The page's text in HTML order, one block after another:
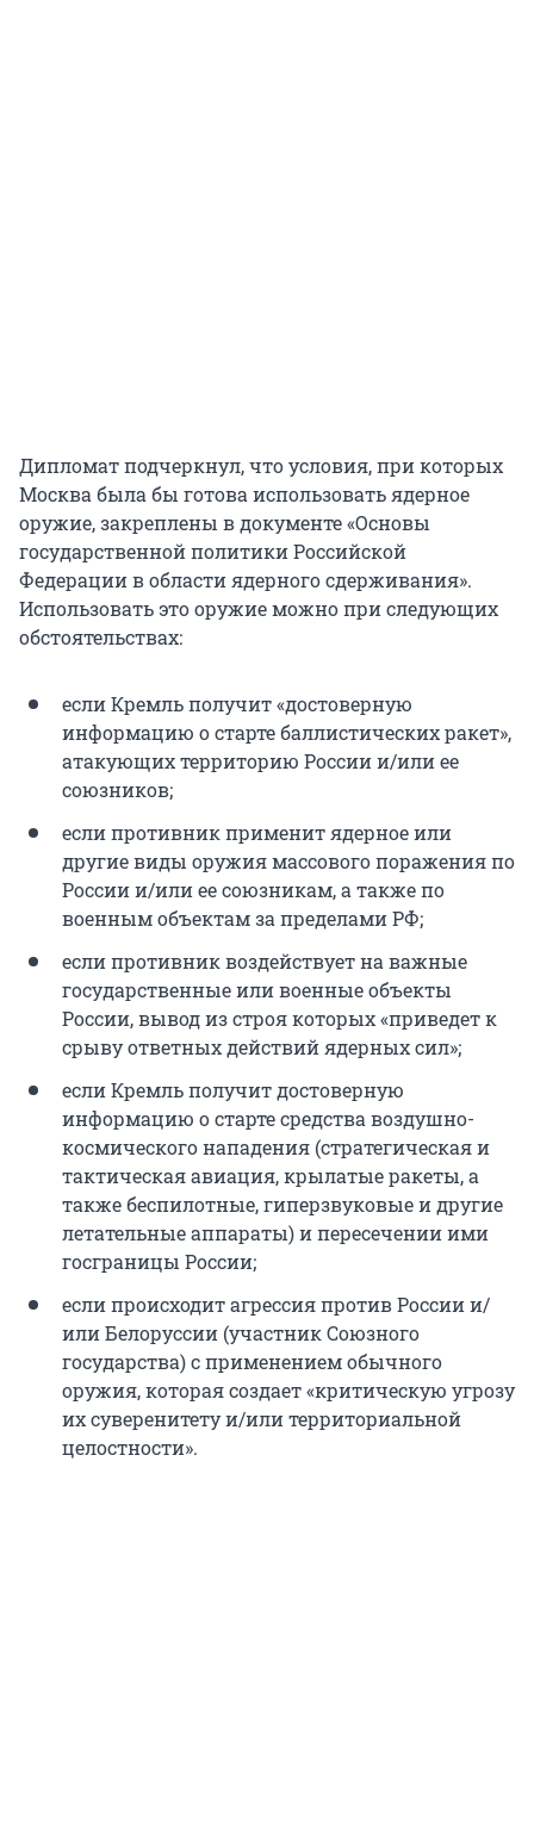
Дипломат подчеркнул, что условия, при которых
Москва была бы готова использовать ядерное
оружие, закреплены в документе «Основы
государственной политики Российской
Федерации в области ядерного сдерживания».
Использовать это оружие можно при следующих
обстоятельствах:
если Кремль получит «достоверную
информацию о старте баллистических ракет»,
атакующих территорию России и/или ее
союзников;
если противник применит ядерное или
другие виды оружия массового поражения по
России и/или ее союзникам, а также по
военным объектам за пределами РФ;
если противник воздействует на важные
государственные или военные объекты
России, вывод из строя которых «приведет к
срыву ответных действий ядерных сил»;
если Кремль получит достоверную
информацию о старте средства воздушно-
космического нападения (стратегическая и
тактическая авиация, крылатые ракеты, а
также беспилотные, гиперзвуковые и другие
летательные аппараты) и пересечении ими
госграницы России;
если происходит агрессия против России и/
или Белоруссии (участник Союзного
государства) с применением обычного
оружия, которая создает «критическую угрозу
их суверенитету и/или территориальной
целостности».